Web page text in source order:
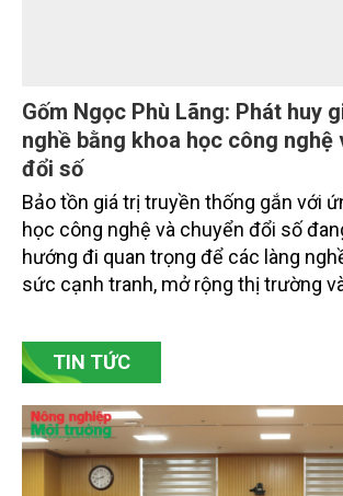
Gốm Ngọc Phù Lãng: Phát huy
nghề bằng khoa học công nghệ
đổi số
Bảo tồn giá trị truyền thống gắn với
học công nghệ và chuyển đổi số
hướng đi quan trọng để các làng
sức cạnh tranh, mở rộng thị trường
Bắc Ninh, nhiều nghệ nhân và cơ sở
chủ động đổi mới tư duy, đầu tư công
TIN TỨC